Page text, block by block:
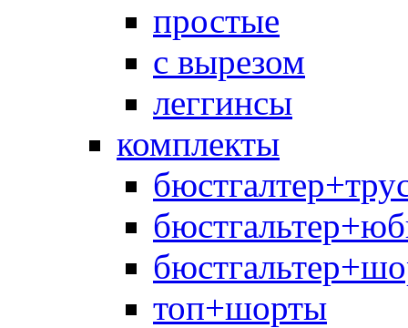
простые
с вырезом
леггинсы
комплекты
топ+шорты